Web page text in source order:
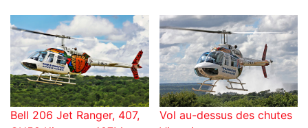
Bell 206 Jet Ranger, 407,
Vol au-dessus des chutes